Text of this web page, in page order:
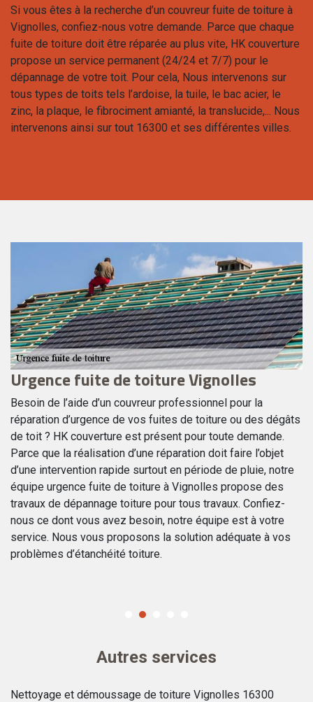
Si vous êtes à la recherche d’un couvreur fuite de toiture à
Vignolles, confiez-nous votre demande. Parce que chaque
fuite de toiture doit être réparée au plus vite, HK couverture
propose un service permanent (24/24 et 7/7) pour le
dépannage de votre toit. Pour cela, Nous intervenons sur
tous types de toits tels l’ardoise, la tuile, le bac acier, le
zinc, la plaque, le fibrociment amianté, la translucide,... Nous
intervenons ainsi sur tout 16300 et ses différentes villes.
Urgence fuite de toiture Vignolles
Besoin de l’aide d’un couvreur professionnel pour la
réparation d’urgence de vos fuites de toiture ou des dégâts
de toit ? HK couverture est présent pour toute demande.
Parce que la réalisation d’une réparation doit faire l’objet
d’une intervention rapide surtout en période de pluie, notre
équipe urgence fuite de toiture à Vignolles propose des
travaux de dépannage toiture pour tous travaux. Confiez-
nous ce dont vous avez besoin, notre équipe est à votre
service. Nous vous proposons la solution adéquate à vos
problèmes d’étanchéité toiture.
Autres services
Nettoyage et démoussage de toiture Vignolles 16300